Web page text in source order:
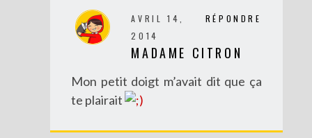
RÉPONDRE
AVRIL 14,
2014
MADAME CITRON
Mon petit doigt m’avait dit que ça
te plairait